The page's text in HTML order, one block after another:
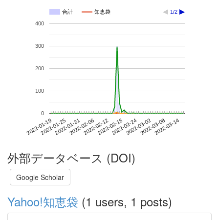
合計 知恵袋 1/2
2022-01-192022-01-252022-01-312022-02-062022-02-122022-02-182022-02-242022-03-022022-03-082022-03-14
0
100
200
300
400
外部データベース (DOI)
Google Scholar
Yahoo!知恵袋 (1 users, 1 posts)